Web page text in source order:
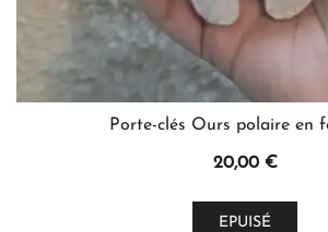
Porte-clés Ours polaire en
20,00 €
EPUISÉ